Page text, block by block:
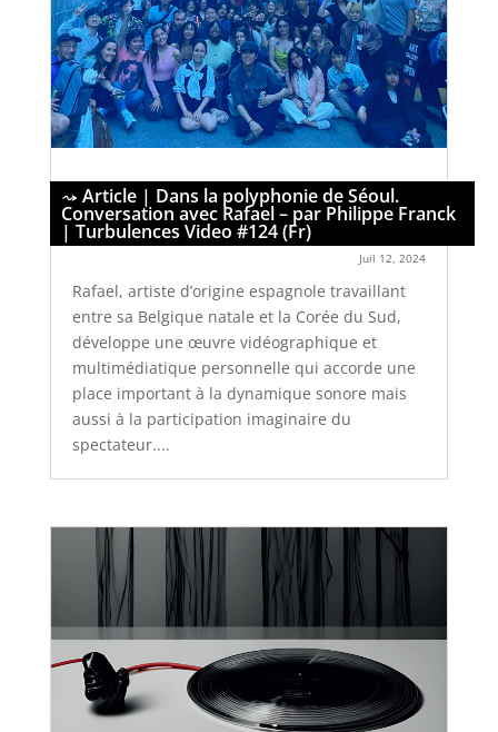
Article | Dans la polyphonie de Séoul.
Conversation avec Rafael – par Philippe Franck
| Turbulences Video #124 (Fr)
Juil 12, 2024
Rafael, artiste d’origine espagnole travaillant
entre sa Belgique natale et la Corée du Sud,
développe une œuvre vidéographique et
multimédiatique personnelle qui accorde une
place important à la dynamique sonore mais
aussi à la participation imaginaire du
spectateur....